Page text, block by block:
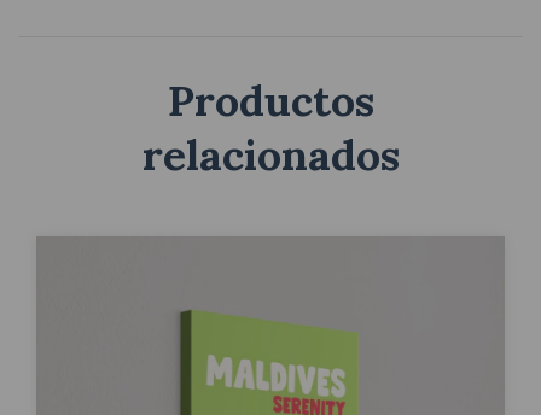
Productos
relacionados